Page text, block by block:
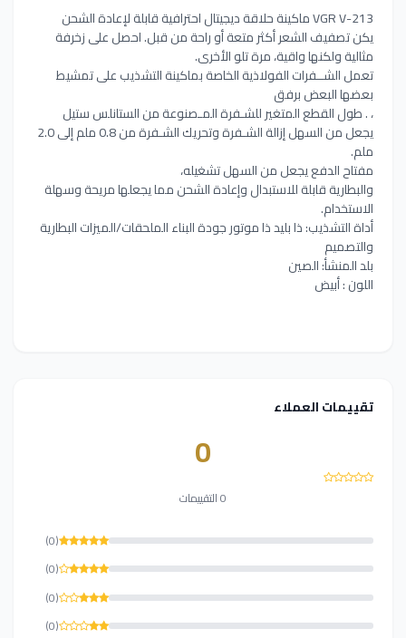
VGR V-213 ماكينة حلاقة ديجيتال احترافية قابلة لإعادة الشحن
يكن تصفيف الشعر أكثر متعة أو راحة من قبل. احصل على زخرفة
مثالية ولكنها واقية، مرة تلو الأخرى.
تعمل الشــفرات الفولاذية الخاصة بماكينة التشذيب على تمشيط
بعضها البعض برفق
، . طول القطع المتغير للشـفرة المـصنوعة من الستانلس ستيل
يجعل من السهل إزالة الشـفرة وتحريك الشـفرة من 0.8 ملم إلى 2.0
ملم.
مفتاح الدفع يجعل من السهل تشغيله،
والبطارية قابلة للاستبدال وإعادة الشحن مما يجعلها مريحة وسهلة
الاستخدام.
أداة التشذيب: ذا بليد ذا موتور جودة البناء الملحقات/الميزات البطارية
والتصميم
بلد المنشأ: الصين
اللون : أبيض
تقييمات العملاء
0
0 التقييمات
(0)
(0)
(0)
(0)